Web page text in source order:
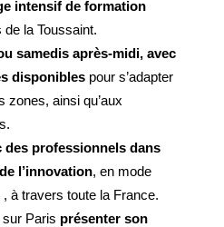
intensif de formation
la Toussaint.
samedis après-midi, avec
disponibles pour s’adapter
zones, ainsi qu’aux
des professionnels dans
l’innovation, en mode
, à travers toute la France.
Paris présenter son